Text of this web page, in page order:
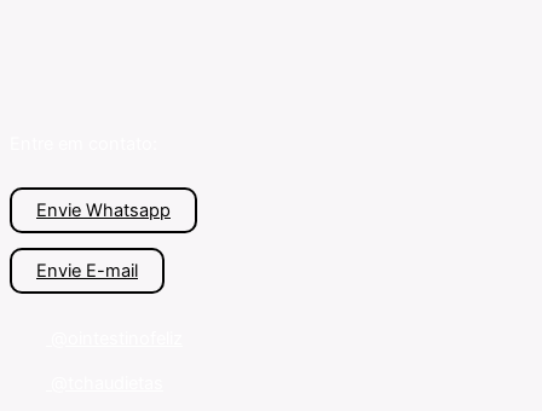
Envie Whatsapp
Envie E-mail